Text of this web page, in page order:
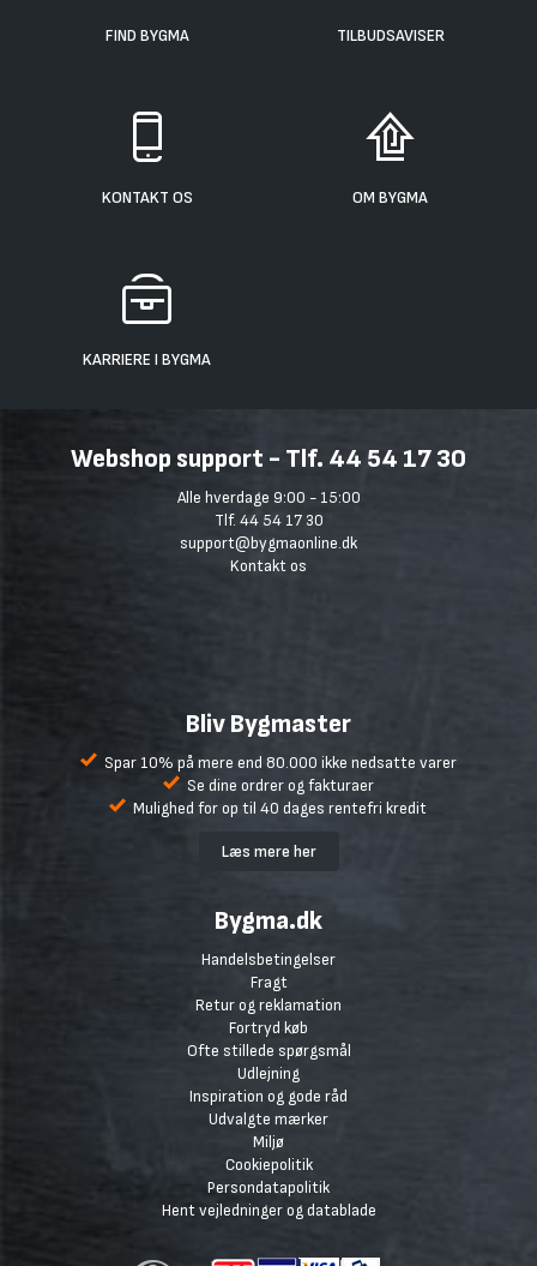
FIND BYGMA TILBUDSAVISER
KONTAKT OS OM BYGMA
KARRIERE I BYGMA
Webshop support - Tlf. 44 54 17 30
Alle hverdage 9:00 - 15:00
Tlf. 44 54 17 30
support@bygmaonline.dk
Kontakt os
Bliv Bygmaster
Spar 10% på mere end 80.000 ikke nedsatte varer
Se dine ordrer og fakturaer
Mulighed for op til 40 dages rentefri kredit
Læs mere her
Bygma.dk
Handelsbetingelser
Fragt
Retur og reklamation
Fortryd køb
Ofte stillede spørgsmål
Udlejning
Inspiration og gode råd
Udvalgte mærker
Miljø
Cookiepolitik
Persondatapolitik
Hent vejledninger og datablade